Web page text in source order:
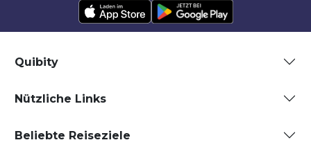
Quibity
Nützliche Links
Beliebte Reiseziele